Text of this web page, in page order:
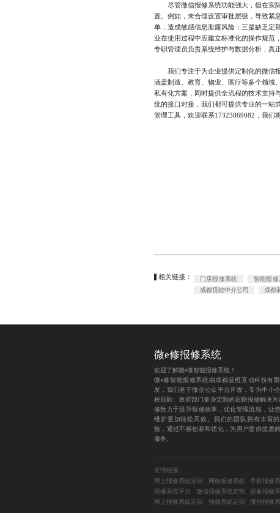
尽管微信报修系统功能强大，但在实际
置。例如，未合理设置审批层级，导致紧
单，造成敏感信息泄露风险；三是缺乏定
业在使用过程中应建立标准化的操作规范
专职管理员负责系统维护与数据分析，真
我们专注于为企业提供定制化的微信报
涵盖制造、教育、物业、医疗等多个领域
私有化方案，同时提供全流程的技术支持
统的接口对接，我们都可提供专业的一站
管理工具，欢迎联系17323069082，我们
相关链接： 门店报修系统 智能报修
成都贷款中介公司
成都
微e修报修系统
欢迎了解微e修智能报修系统！
微e修智能报修系统由成都蓝橙互动科技有
发，我们基于微信公众平台开发，专为中小
校后勤、政府部门量身定制的后勤报修解决方
修致力于提升报修效率，优化管理流程，让
维护更加轻松高效。我们的团队拥有丰富
验，通过不断创新和优化，为用户提供优质
服务。
友情链接：
网上报修系统定制
网络报修系统 手机报修
报修系统平台
微信报修系统定制 设备报修
网上报修系统定制
报修系统定制 微信报修